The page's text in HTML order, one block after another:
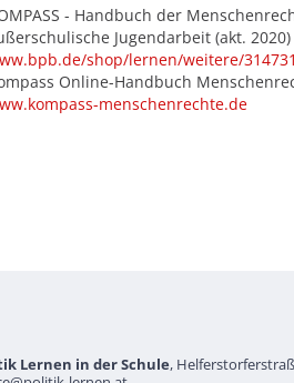
- Handbuch der
Jugendarbeit (akt. 2020)
shop/lernen/weitere/
Online-Handbuch
menschenrechte.de
Lernen in der Schule,